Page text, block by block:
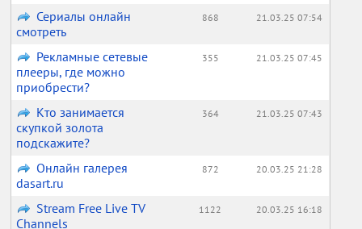
Сериалы онлайн
смотреть
868 21.03.25 07:54
Рекламные сетевые
плееры, где можно
приобрести?
355 21.03.25 07:45
Кто занимается
скупкой золота
подскажите?
364 21.03.25 07:43
Онлайн галерея
dasart.ru
872 20.03.25 21:28
Stream Free Live TV
Channels
1122 20.03.25 16:18